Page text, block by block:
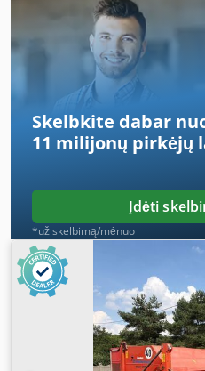
, bendras plotis:
, Įranga:ABS,
užraktas, elektroninė
navigacijos sistema, oro
Skelbkite dabar
11 milijonų pirkėjų
Įdėti
*už skelbimą/mėnuo